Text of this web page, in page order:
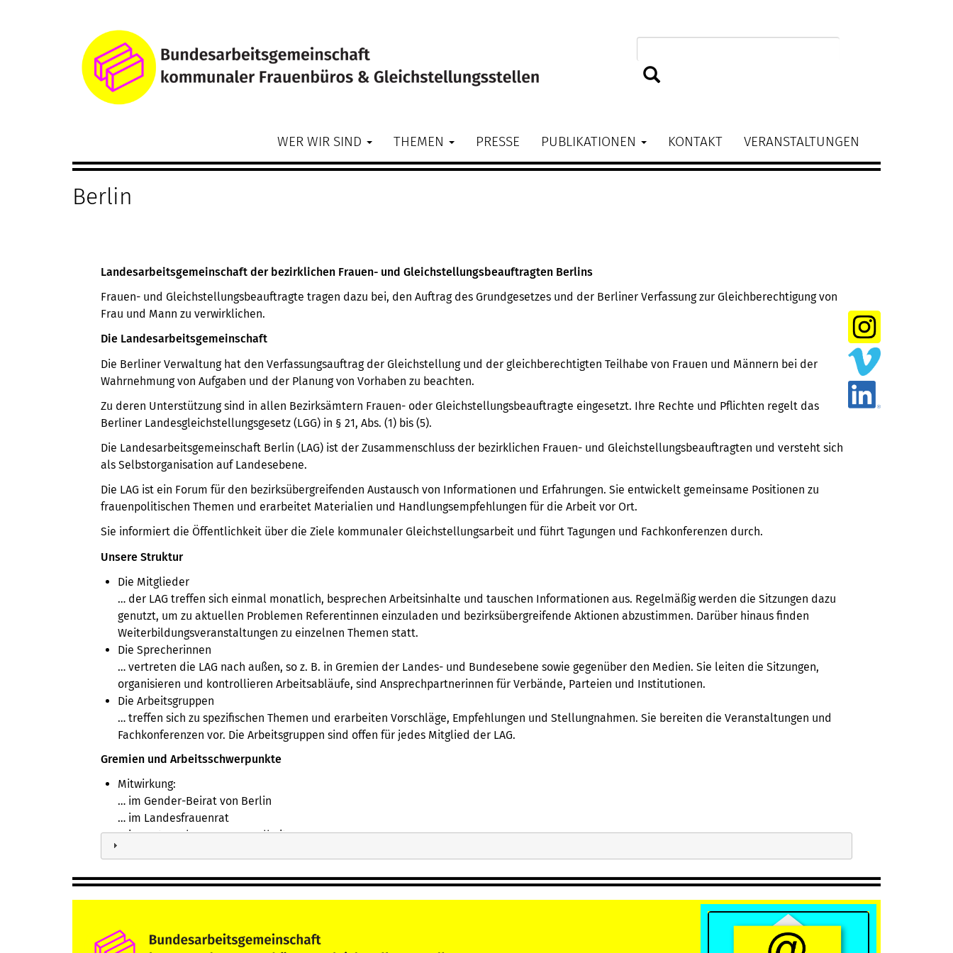
Main
navigation
WER WIR SIND THEMEN PRESSE PUBLIKATIONEN KONTAKT VERANSTALTUNGEN
Berlin
Landesarbeitsgemeinschaft der bezirklichen Frauen- und Gleichstellungsbeauftragten Berlins
Frauen- und Gleichstellungsbeauftragte tragen dazu bei, den Auftrag des Grundgesetzes und der Berliner Verfassung zur Gleichberechtigung von
Frau und Mann zu verwirklichen.
Die Landesarbeitsgemeinschaft
Die Berliner Verwaltung hat den Verfassungsauftrag der Gleichstellung und der gleichberechtigten Teilhabe von Frauen und Männern bei der
Wahrnehmung von Aufgaben und der Planung von Vorhaben zu beachten.
Zu deren Unterstützung sind in allen Bezirksämtern Frauen- oder Gleichstellungsbeauftragte eingesetzt. Ihre Rechte und Pflichten regelt das
Berliner Landesgleichstellungsgesetz (LGG) in § 21, Abs. (1) bis (5).
Die Landesarbeitsgemeinschaft Berlin (LAG) ist der Zusammenschluss der bezirklichen Frauen- und Gleichstellungsbeauftragten und versteht sich
als Selbstorganisation auf Landesebene.
Die LAG ist ein Forum für den bezirksübergreifenden Austausch von Informationen und Erfahrungen. Sie entwickelt gemeinsame Positionen zu
frauenpolitischen Themen und erarbeitet Materialien und Handlungsempfehlungen für die Arbeit vor Ort.
Sie informiert die Öffentlichkeit über die Ziele kommunaler Gleichstellungsarbeit und führt Tagungen und Fachkonferenzen durch.
Unsere Struktur
Die Mitglieder
… der LAG treffen sich einmal monatlich, besprechen Arbeitsinhalte und tauschen Informationen aus. Regelmäßig werden die Sitzungen dazu
genutzt, um zu aktuellen Problemen Referentinnen einzuladen und bezirksübergreifende Aktionen abzustimmen. Darüber hinaus finden
Weiterbildungsveranstaltungen zu einzelnen Themen statt.
Die Sprecherinnen
… vertreten die LAG nach außen, so z. B. in Gremien der Landes- und Bundesebene sowie gegenüber den Medien. Sie leiten die Sitzungen,
organisieren und kontrollieren Arbeitsabläufe, sind Ansprechpartnerinnen für Verbände, Parteien und Institutionen.
Die Arbeitsgruppen
… treffen sich zu spezifischen Themen und erarbeiten Vorschläge, Empfehlungen und Stellungnahmen. Sie bereiten die Veranstaltungen und
Fachkonferenzen vor. Die Arbeitsgruppen sind offen für jedes Mitglied der LAG.
Gremien und Arbeitsschwerpunkte
Mitwirkung:
… im Gender-Beirat von Berlin
… im Landesfrauenrat
… im Netzwerk Frauengesundheit
… am Berliner Unternehmerinnentag
… in der ÜPFI (ÜberParteiliche FrauenInitiative)
Unterstützung der Initiative zum Berliner Frauenfrühling